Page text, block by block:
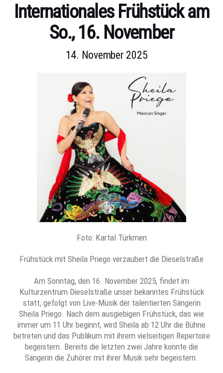
Kategorien
Internationales Frühstück am
So., 16. November
14. November 2025
Foto: Kartal Türkmen
Frühstück mit Sheila Priego verzaubert die Dieselstraße
Am Sonntag, den 16. November 2025, findet im
Kulturzentrum Dieselstraße unser bekanntes Frühstück
statt, gefolgt von Live-Musik der talentierten Sängerin
Sheila Priego. Nach dem ausgiebigen Frühstück, das wie
immer um 11 Uhr beginnt, wird Sheila ab 12 Uhr die Bühne
betreten und das Publikum mit ihrem vielseitigen Repertoire
begeistern. Bereits die letzten zwei Jahre konnte die
Sängerin die Zuhörer mit ihrer Musik sehr begeistern.